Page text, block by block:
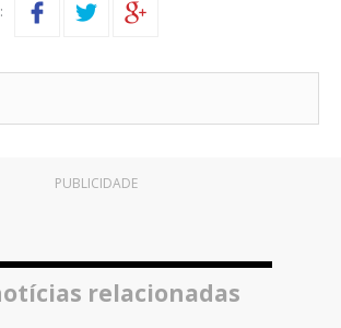
PUBLICIDADE
relacionadas